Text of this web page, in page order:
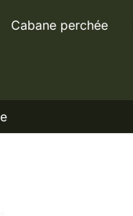
Cabane perchée